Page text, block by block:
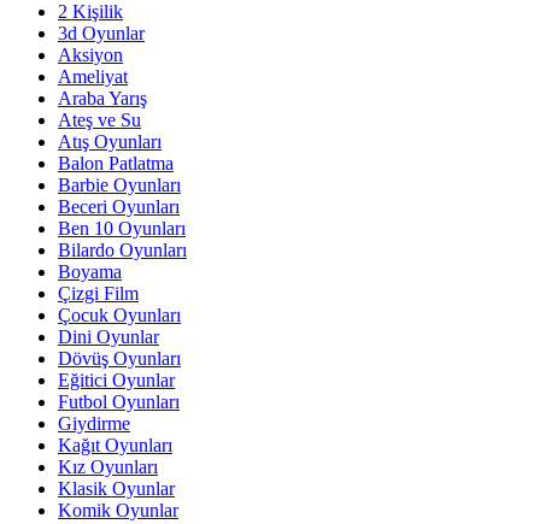
2 Kişilik
3d Oyunlar
Aksiyon
Ameliyat
Araba Yarış
Ateş ve Su
Atış Oyunları
Balon Patlatma
Barbie Oyunları
Beceri Oyunları
Ben 10 Oyunları
Bilardo Oyunları
Boyama
Çizgi Film
Çocuk Oyunları
Dini Oyunlar
Dövüş Oyunları
Eğitici Oyunlar
Futbol Oyunları
Giydirme
Kağıt Oyunları
Kız Oyunları
Klasik Oyunlar
Komik Oyunlar